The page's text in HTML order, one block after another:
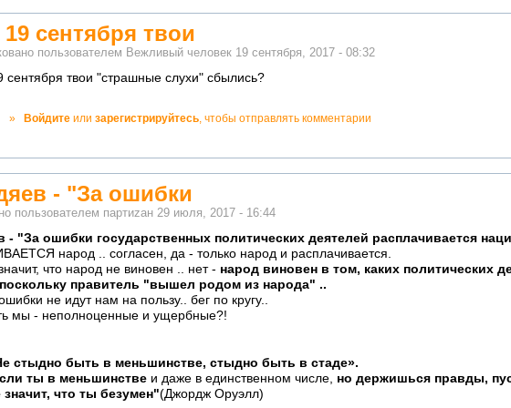
19 сентября твои
пользователем Вежливый человек 19 сентября, 2017 - 08:32
сентября твои "страшные слухи" сбылись?
» Войдите или зарегистрируйтесь, чтобы отправлять комментарии
- "За ошибки
пользователем партиzан 29 июля, 2017 - 16:44
- "За ошибки государственных политических деятелей расплачивается
народ .. согласен, да - только народ и расплачивается.
что народ не виновен .. нет - народ виновен в том, каких политических
правитель "вышел родом из народа" ..
не идут нам на пользу.. бег по кругу..
мы - неполноценные и ущербные?!
стыдно быть в меньшинстве, стыдно быть в стаде».
ты в меньшинстве и даже в единственном числе, но держишься правды,
значит, что ты безумен"(Джордж Оруэлл)